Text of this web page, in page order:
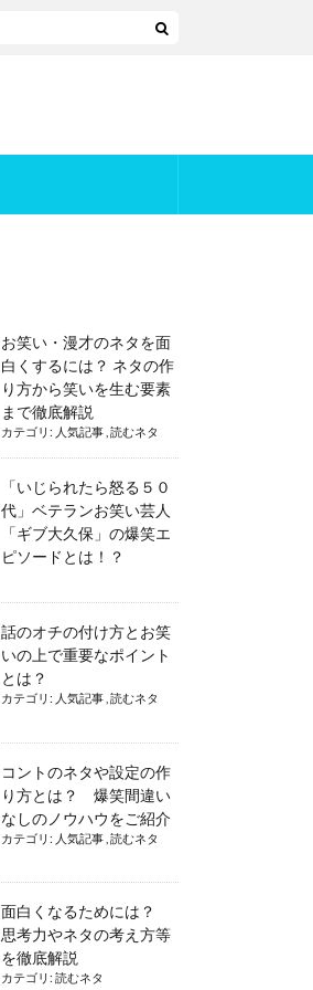
お笑い・漫才のネタを面
白くするには？ ネタの作
り方から笑いを生む要素
まで徹底解説
カテゴリ: 人気記事 読むネタ
「いじられたら怒る５０
代」ベテランお笑い芸人
「ギブ大久保」の爆笑エ
ピソードとは！？
話のオチの付け方とお笑
いの上で重要なポイント
とは？
カテゴリ: 人気記事 読むネタ
コントのネタや設定の作
り方とは？ 爆笑間違い
なしのノウハウをご紹介
カテゴリ: 人気記事 読むネタ
面白くなるためには？
思考力やネタの考え方等
を徹底解説
カテゴリ: 読むネタ